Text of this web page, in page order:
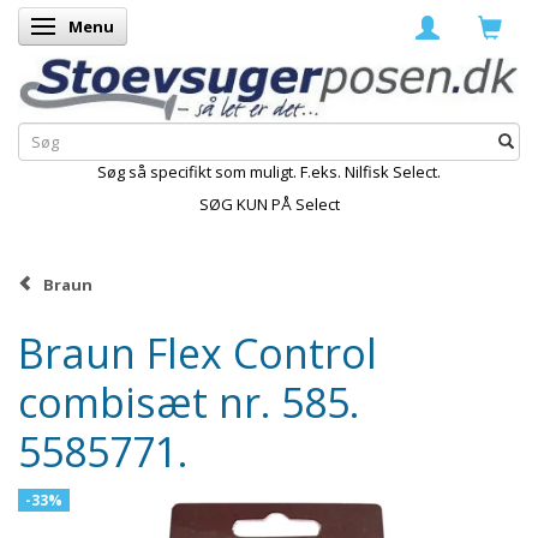
Skifte navigation
Menu
Søg så specifikt som muligt. F.eks. Nilfisk Select.
SØG KUN PÅ Select
Braun
Braun Flex Control
combisæt nr. 585.
5585771.
-33%